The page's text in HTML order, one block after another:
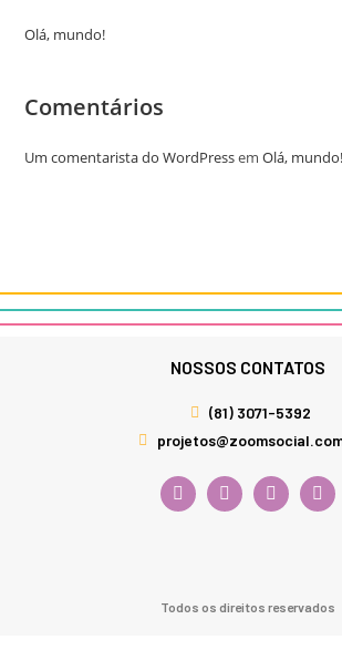
Olá, mundo!
Comentários
Um comentarista do WordPressemOlá, mundo!
NOSSOS CONTATOS
(81) 3071-5392
Todos os direitos reservados